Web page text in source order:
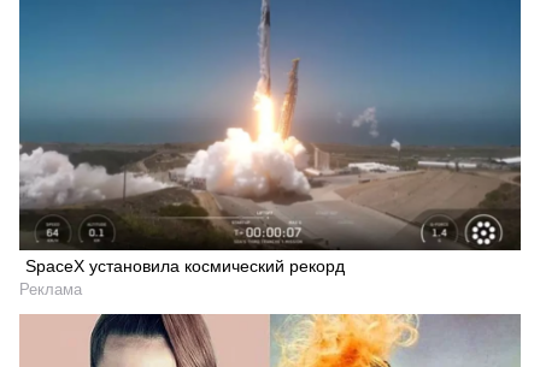
SpaceX установила космический рекорд
Реклама